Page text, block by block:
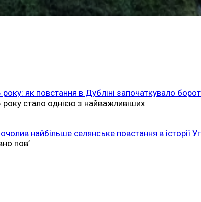
як повстання в Дубліні започаткувало
стало однією з найважливіших
найбільше селянське повстання в історії
пов’